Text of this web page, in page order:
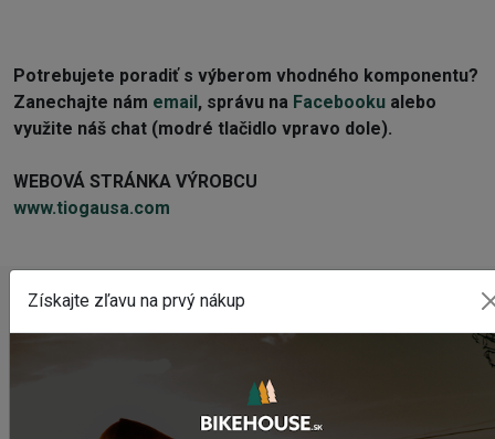
Potrebujete poradiť s výberom vhodného komponentu?
Zanechajte nám email , správu na Facebooku alebo
využite náš chat (modré tlačidlo vpravo dole).
WEBOVÁ STRÁNKA VÝROBCU
www.tiogausa.com
POSLEDNÉ PRIDANÉ PRODUKTY
Sedlo CHROMAG LIMBER
95,95 €
Získajte zľavu na prvý nákup